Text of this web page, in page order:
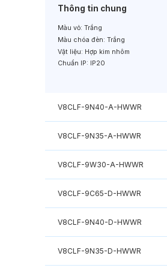
Thông tin chung
Màu vỏ: Trắng
Màu chóa đèn: Trắng
Vật liệu: Hợp kim nhôm
Chuẩn IP:
IP20
V8CLF-9N40-A-HWWR
V8CLF-9N35-A-HWWR
V8CLF-9W30-A-HWWR
V8CLF-9C65-D-HWWR
V8CLF-9N40-D-HWWR
V8CLF-9N35-D-HWWR